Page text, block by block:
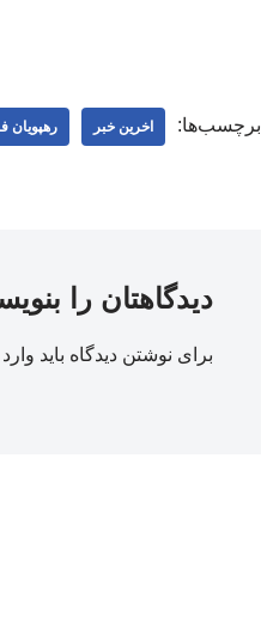
برچسب‌ها: اخرین خبر رهپویان
دیدگاهتان را
برای نوشتن دیدگاه باید